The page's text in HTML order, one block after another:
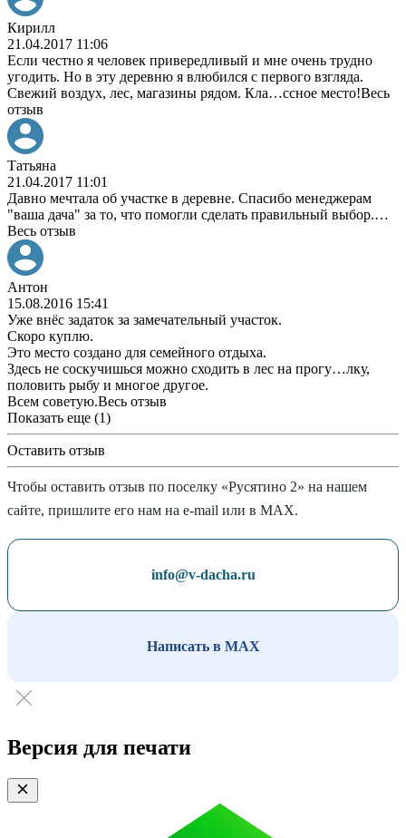
Кирилл
21.04.2017 11:06
Если честно я человек привередливый и мне очень трудно
угодить. Но в эту деревню я влюбился с первого взгляда.
Свежий воздух, лес, магазины рядом. Кла…ссное место!Весь
отзыв
Татьяна
21.04.2017 11:01
Давно мечтала об участке в деревне. Спасибо менеджерам
"ваша дача" за то, что помогли сделать правильный выбор.…
Весь отзыв
Антон
15.08.2016 15:41
Уже внёс задаток за замечательный участок.
Скоро куплю.
Это место создано для семейного отдыха.
Здесь не соскучишься можно сходить в лес на прогу…лку,
половить рыбу и многое другое.
Всем советую.Весь отзыв
Показать еще (1)
Оставить отзыв
Чтобы оставить отзыв по поселку «Русятино 2» на нашем
сайте, пришлите его нам на e-mail или в MAX.
info@v-dacha.ru
Написать в MAX
Версия для печати